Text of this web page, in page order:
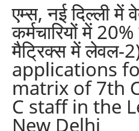
एम्स, नई दिल्ली
कर्मचारियों में
मैट्रिक्स में लेवल-
applications
matrix of 7th
C staff in the
New Delhi